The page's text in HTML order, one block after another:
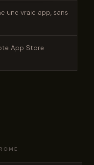
une vraie app, sans
App Store